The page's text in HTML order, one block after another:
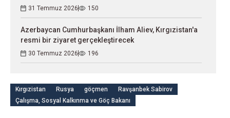
31 Temmuz 2026 150
Azerbaycan Cumhurbaşkanı İlham Aliev, Kırgızistan'a
resmi bir ziyaret gerçekleştirecek
30 Temmuz 2026 196
Kırgızistan Rusya göçmen
Ravşanbek Sabirov
Çalışma, Sosyal Kalkınma ve Göç Bakanı